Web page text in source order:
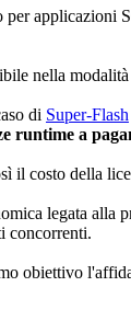
per
nella modalità
di Super-Flash
runtime a
il costo della
legata alla
concorrenti.
obiettivo